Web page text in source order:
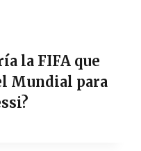
la FIFA que
Mundial para